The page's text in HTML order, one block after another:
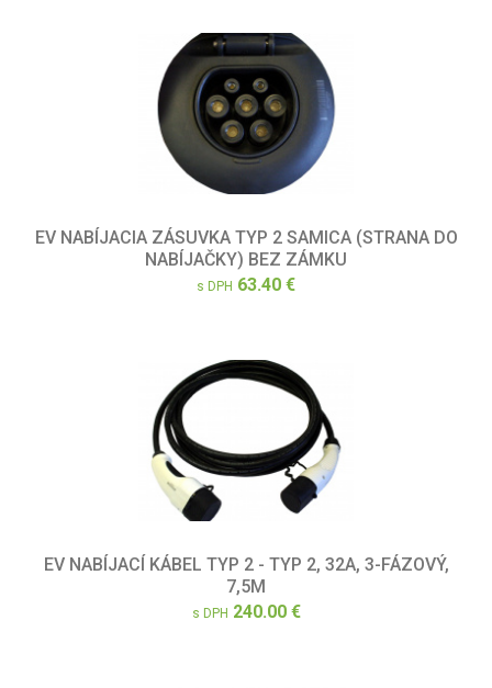
EV NABÍJACIA ZÁSUVKA TYP 2 SAMICA (STRANA DO
NABÍJAČKY) BEZ ZÁMKU
s DPH 63.40 €
EV NABÍJACÍ KÁBEL TYP 2 - TYP 2, 32A, 3-FÁZOVÝ,
7,5M
s DPH 240.00 €